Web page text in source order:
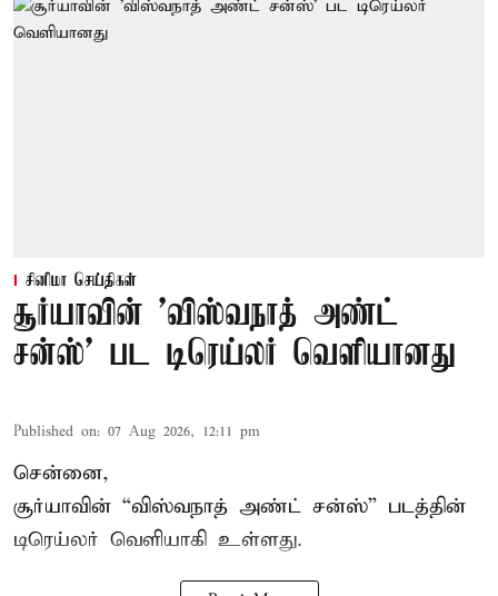
சினிமா செய்திகள்
சூர்யாவின் 'விஸ்வநாத் அண்ட்
சன்ஸ்' பட டிரெய்லர் வெளியானது
Published on: 07 Aug 2026, 12:11 pm
சென்னை,
சூர்யாவின் “விஸ்வநாத் அண்ட் சன்ஸ்” படத்தின்
டிரெய்லர் வெளியாகி உள்ளது.